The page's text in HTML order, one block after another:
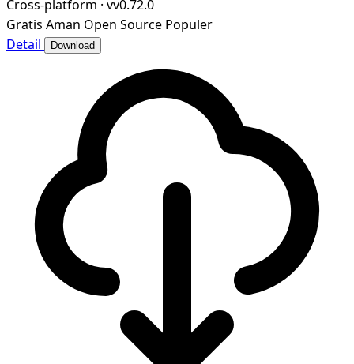
Cross-platform · vv0.72.0
Gratis Aman Open Source Populer
Detail
Download